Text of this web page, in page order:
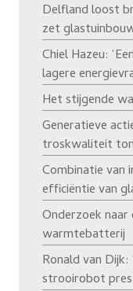
Delfland loost
zet
Chiel Hazeu:
lagere
Het stijgende
Generatieve
troskwaliteit
Combinatie van
efficiëntie van
Onderzoek naar
warmtebatterij
Ronald van
strooirobot